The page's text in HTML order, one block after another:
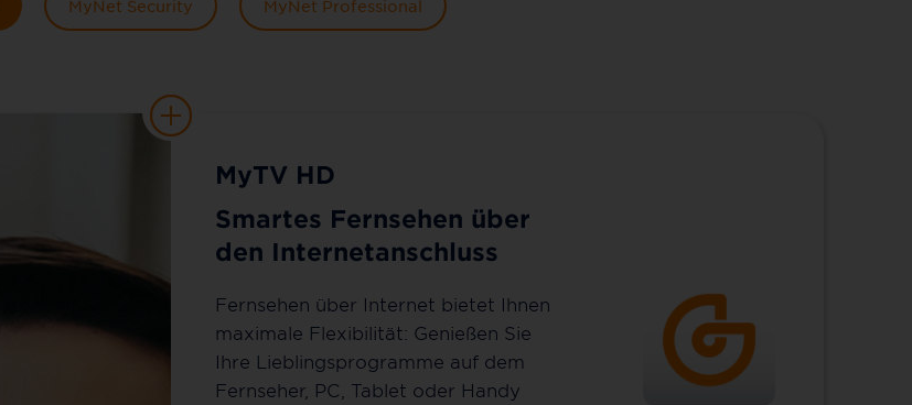
MyNet Security MyNet Professional
MyTV HD
Smartes Fernsehen über
den Internetanschluss
Fernsehen über Internet bietet Ihnen
maximale Flexibilität: Genießen Sie
Ihre Lieblingsprogramme auf dem
Fernseher, PC, Tablet oder Handy